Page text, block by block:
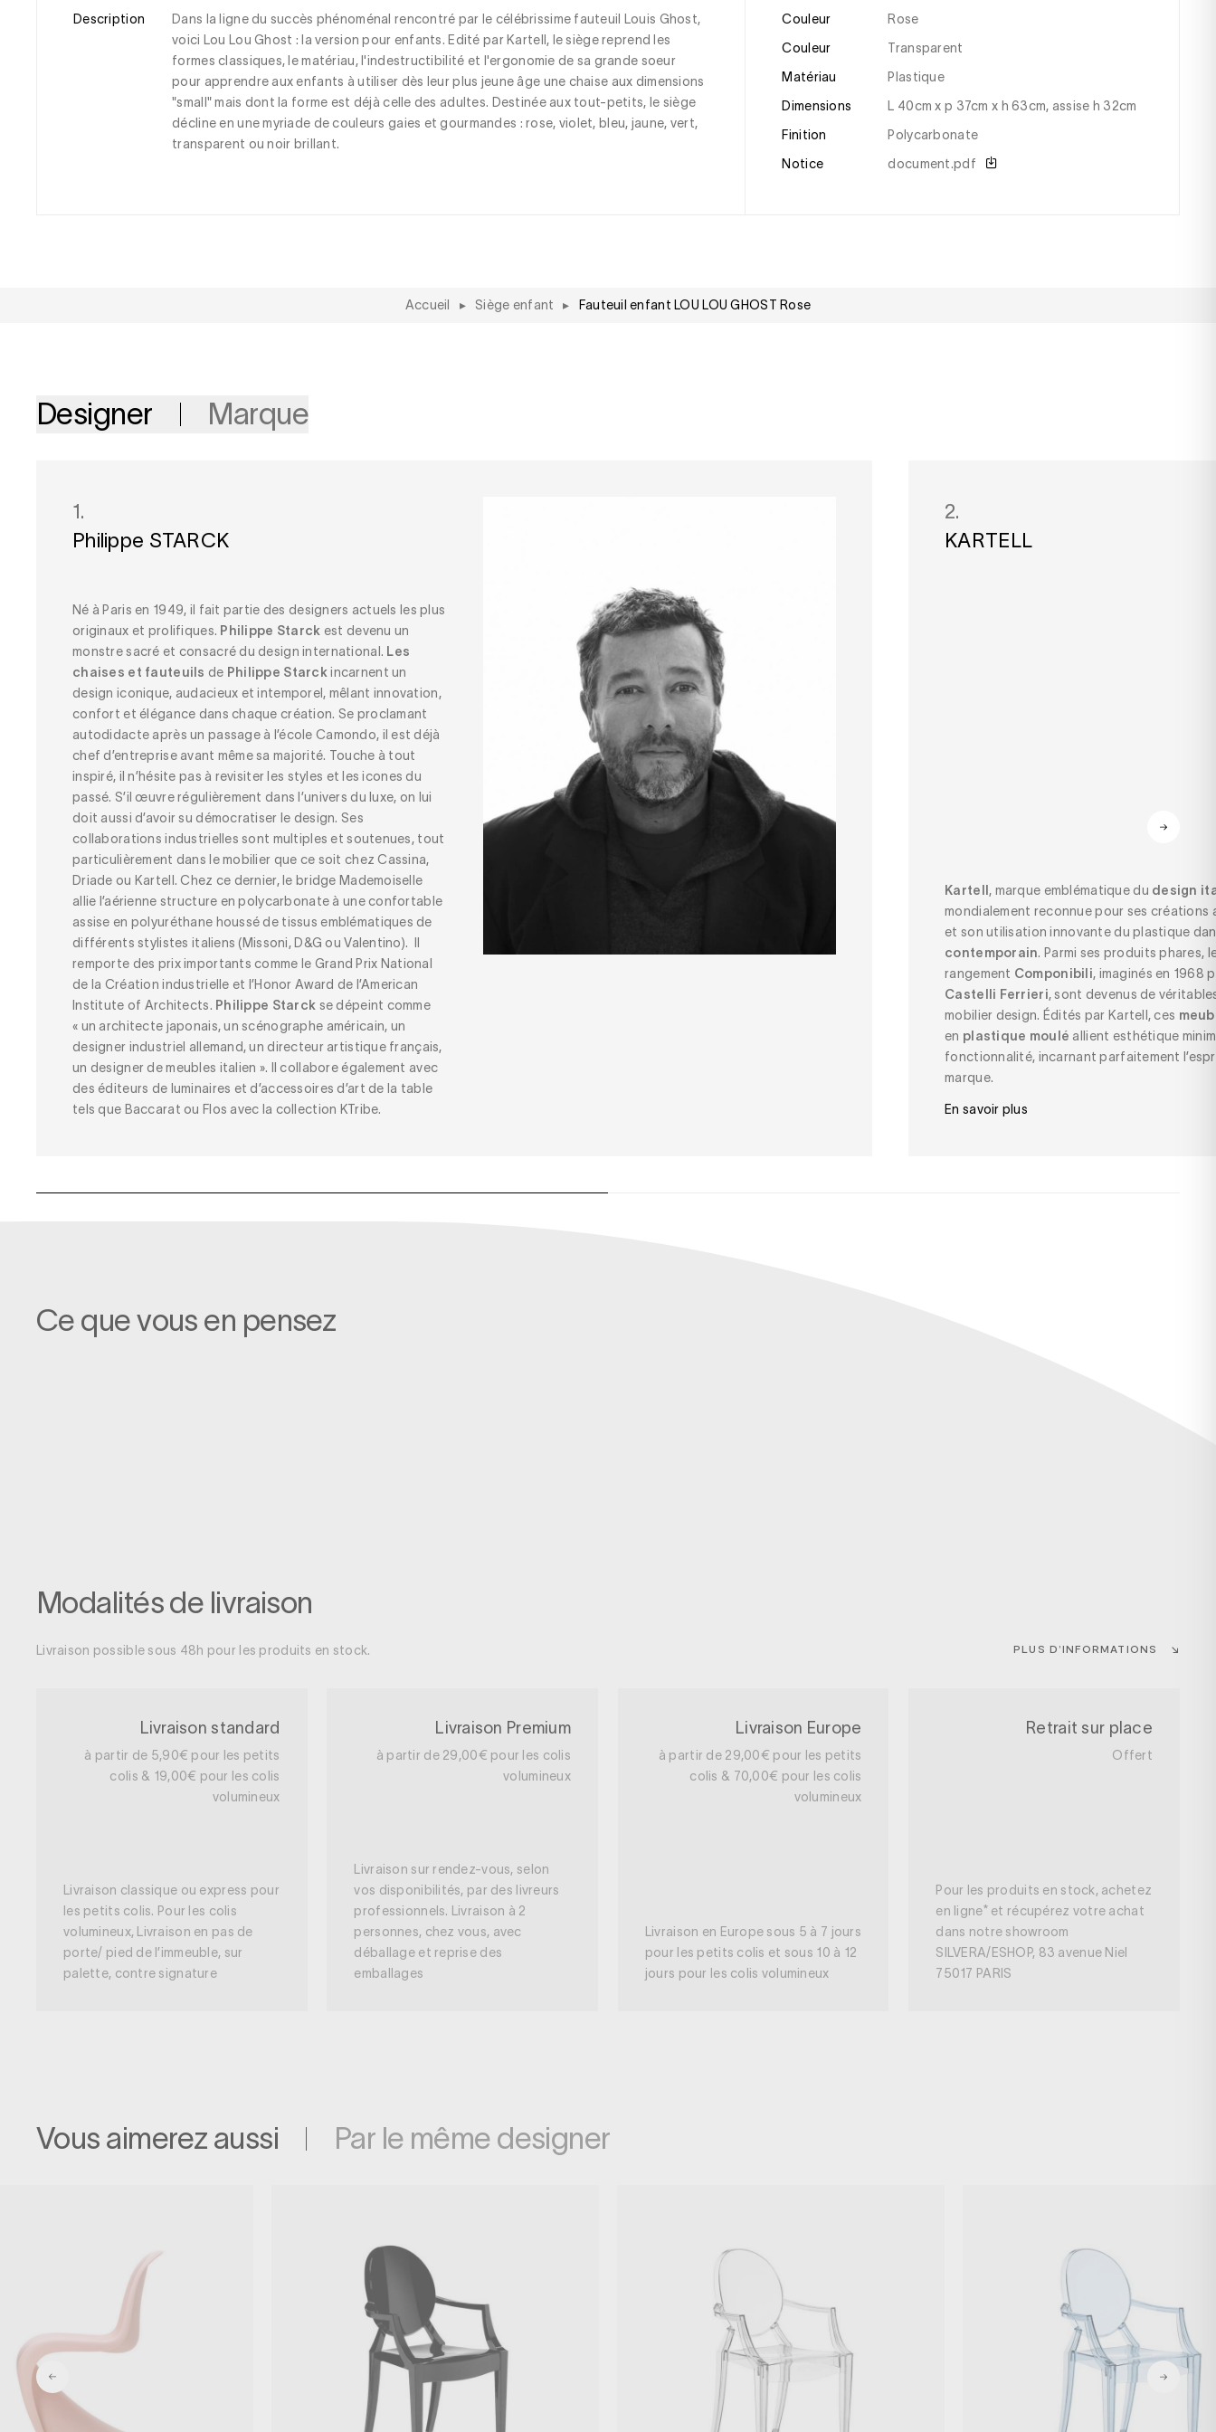
Description
Dans la ligne du succès phénoménal rencontré par le célébrissime fauteuil Louis Ghost,
voici Lou Lou Ghost : la version pour enfants. Edité par Kartell, le siège reprend les
formes classiques, le matériau, l'indestructibilité et l'ergonomie de sa grande soeur
pour apprendre aux enfants à utiliser dès leur plus jeune âge une chaise aux dimensions
"small" mais dont la forme est déjà celle des adultes. Destinée aux tout-petits, le siège
décline en une myriade de couleurs gaies et gourmandes : rose, violet, bleu, jaune, vert,
transparent ou noir brillant.
Couleur
Rose
Couleur
transparent
Matériau
plastique
Dimensions
l 40cm x p 37cm x h 63cm, assise h 32cm
Finition
polycarbonate
Notice
document.pdf
Accueil ▸ Siège enfant ▸ Fauteuil enfant LOU LOU GHOST Rose
Designer Marque
1.
Philippe STARCK
Né à Paris en 1949, il fait partie des designers actuels les plus
originaux et prolifiques. Philippe Starck est devenu un
monstre sacré et consacré du design international. Les
chaises et fauteuils de Philippe Starckincarnent un
design iconique, audacieux et intemporel, mêlant innovation,
confort et élégance dans chaque création. Se proclamant
autodidacte après un passage à l’école Camondo, il est déjà
chef d’entreprise avant même sa majorité. Touche à tout
inspiré, il n’hésite pas à revisiter les styles et les icones du
passé. S’il œuvre régulièrement dans l’univers du luxe, on lui
doit aussi d’avoir su démocratiser le design. Ses
collaborations industrielles sont multiples et soutenues, tout
particulièrement dans le mobilier que ce soit chez Cassina,
Driade ou Kartell. Chez ce dernier, le bridge Mademoiselle
allie l’aérienne structure en polycarbonate à une confortable
assise en polyuréthane houssé de tissus emblématiques de
différents stylistes italiens (Missoni, D&G ou Valentino). Il
remporte des prix importants comme le Grand Prix National
de la Création industrielle et l’Honor Award de l’American
Institute of Architects. Philippe Starck se dépeint comme
« un architecte japonais, un scénographe américain, un
designer industriel allemand, un directeur artistique français,
un designer de meubles italien ». Il collabore également avec
des éditeurs de luminaires et d’accessoires d’art de la table
tels que Baccarat ou Flos avec la collection KTribe.
2.
KARTELL
Kartell , marque emblématique du design
mondialement reconnue pour ses
et son utilisation innovante du plastique
contemporain. Parmi ses produits phares,
rangement Componibili, imaginés en 1968
Castelli Ferrieri, sont devenus de
mobilier design. Édités par Kartell, ces
en plastique moulé allient esthétique
fonctionnalité, incarnant parfaitement
marque.
En savoir plus
Ce que vous en pensez
Modalités de livraison
Livraison possible sous 48h pour les produits en stock. PLUS D’INFORMATIONS
Livraison standard
à partir de 5,90€ pour les petits
colis & 19,00€ pour les colis
volumineux
Livraison classique ou express pour
les petits colis. Pour les colis
volumineux, Livraison en pas de
porte/ pied de l’immeuble, sur
palette, contre signature
Livraison Premium
à partir de 29,00€ pour les colis
volumineux
Livraison sur rendez-vous, selon
vos disponibilités, par des livreurs
professionnels. Livraison à 2
personnes, chez vous, avec
déballage et reprise des
emballages
Livraison Europe
à partir de 29,00€ pour les petits
colis & 70,00€ pour les colis
volumineux
Livraison en Europe sous 5 à 7 jours
pour les petits colis et sous 10 à 12
jours pour les colis volumineux
Retrait sur place
Offert
Pour les produits en stock, achetez
en ligne* et récupérez votre achat
dans notre showroom
SILVERA/ESHOP, 83 avenue Niel
75017 PARIS
Vous aimerez aussi Par le même designer